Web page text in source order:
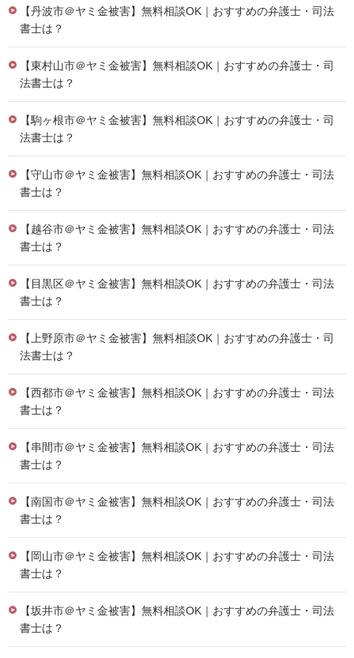
【丹波市＠ヤミ金被害】無料相談OK｜おすすめの弁護士・司法
書士は？
【東村山市＠ヤミ金被害】無料相談OK｜おすすめの弁護士・司
法書士は？
【駒ヶ根市＠ヤミ金被害】無料相談OK｜おすすめの弁護士・司
法書士は？
【守山市＠ヤミ金被害】無料相談OK｜おすすめの弁護士・司法
書士は？
【越谷市＠ヤミ金被害】無料相談OK｜おすすめの弁護士・司法
書士は？
【目黒区＠ヤミ金被害】無料相談OK｜おすすめの弁護士・司法
書士は？
【上野原市＠ヤミ金被害】無料相談OK｜おすすめの弁護士・司
法書士は？
【西都市＠ヤミ金被害】無料相談OK｜おすすめの弁護士・司法
書士は？
【串間市＠ヤミ金被害】無料相談OK｜おすすめの弁護士・司法
書士は？
【南国市＠ヤミ金被害】無料相談OK｜おすすめの弁護士・司法
書士は？
【岡山市＠ヤミ金被害】無料相談OK｜おすすめの弁護士・司法
書士は？
【坂井市＠ヤミ金被害】無料相談OK｜おすすめの弁護士・司法
書士は？